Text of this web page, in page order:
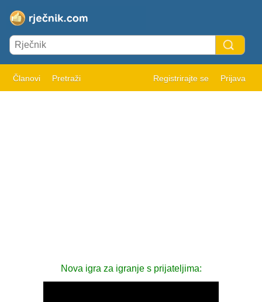
Članovi Pretraži Registrirajte se Prijava
Nova igra za igranje s prijateljima: